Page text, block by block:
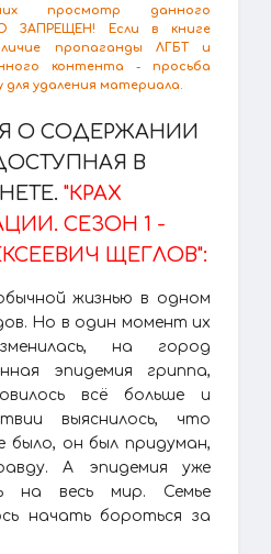
просмотр данного
ЗАПРЕЩЕН! Если в книге
пропаганды ЛГБТ и
контента - просьба
удаления материала.
О СОДЕРЖАНИИ
В
"КРАХ
СЕЗОН 1 -
ЩЕГЛОВ":
жизнью в одном
Но в один момент их
на город
эпидемия гриппа,
всё больше и
выяснилось, что
было, он был придуман,
А эпидемия уже
на весь мир. Семье
начать бороться за